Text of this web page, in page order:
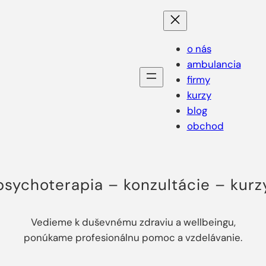
o nás
ambulancia
firmy
kurzy
blog
obchod
– konzultácie –
Vedieme k duševnému zdraviu a wellbeingu,
ponúkame profesionálnu pomoc a vzdelávanie.